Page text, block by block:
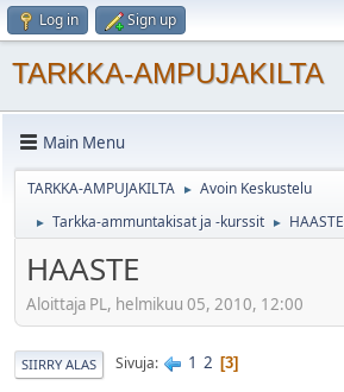
Log in Sign up
TARKKA-AMPUJAKILTA
Main Menu
TARKKA-AMPUJAKILTA ► Avoin Keskustelu
► Tarkka-ammuntakisat ja -kurssit ► HAASTE
HAASTE
Aloittaja PL, helmikuu 05, 2010, 12:00
SIIRRY ALAS Sivuja 1 2 3